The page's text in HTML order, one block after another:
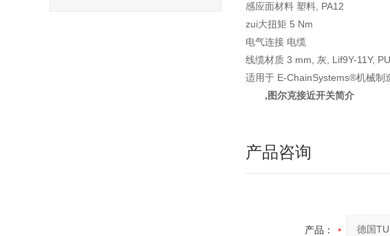
感应面材料 塑料, PA12
zui大扭矩 5 Nm
电气连接 电缆
线缆材质 3 mm, 灰, Lif9Y-11Y,
适用于 E-ChainSystems®机械制
,图尔克接近开关简介
产品咨询
产品：